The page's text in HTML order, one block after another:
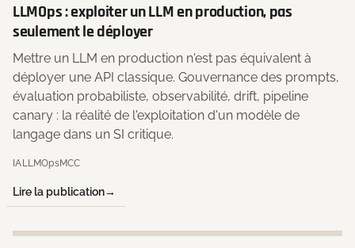
LLMOps : exploiter un LLM en production, pas
seulement le déployer
Mettre un LLM en production n'est pas équivalent à
déployer une API classique. Gouvernance des prompts,
évaluation probabiliste, observabilité, drift, pipeline
canary : la réalité de l'exploitation d'un modèle de
langage dans un SI critique.
IALLMOpsMCC
Lire la publication